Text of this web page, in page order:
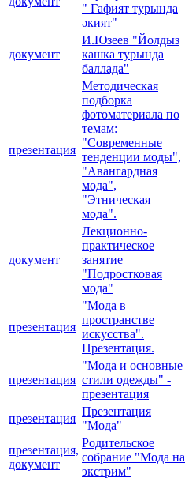
" Гафият турында
әкият"
документ
И.Юзеев "Йолдыз
кашка турында
баллада"
презентация
Методическая
подборка
фотоматериала по
темам:
"Современные
тенденции моды",
"Авангардная
мода",
"Этническая
мода".
документ
Лекционно-
практическое
занятие
"Подростковая
мода"
презентация
"Мода в
пространстве
искусства".
Презентация.
презентация
"Мода и основные
стили одежды" -
презентация
презентация
Презентация
"Мода"
презентация,
документ
Родительское
собрание "Мода на
экстрим"